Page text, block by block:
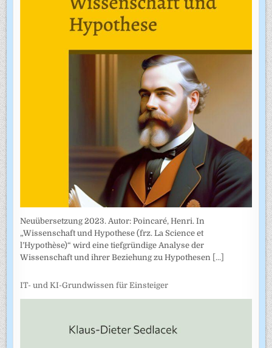
Neuübersetzung 2023. Autor: Poincaré, Henri. In
„Wissenschaft und Hypothese (frz. La Science et
l’Hypothèse)“ wird eine tiefgründige Analyse der
Wissenschaft und ihrer Beziehung zu Hypothesen [...]
IT- und KI-Grundwissen für Einsteiger